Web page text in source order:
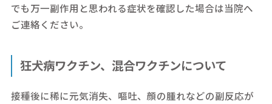
でも万一副作用と思われる症状を確認した場合は当院へ
ご連絡ください。
狂犬病ワクチン、混合ワクチンについて
接種後に稀に元気消失、嘔吐、顔の腫れなどの副反応が